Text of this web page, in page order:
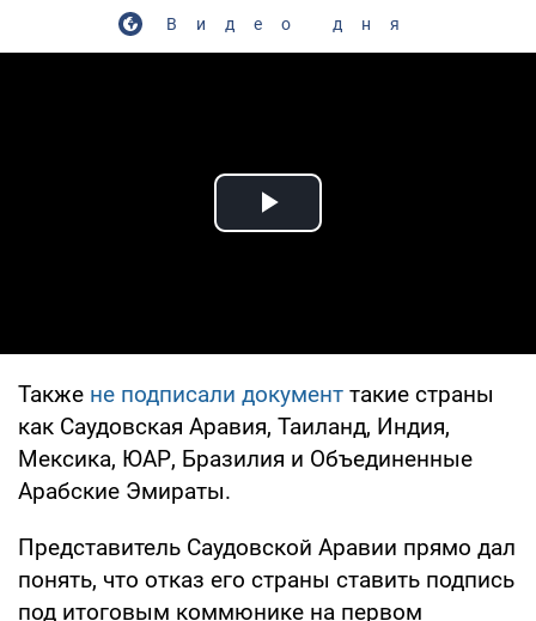
Видео дня
Play Video
Также не подписали документ такие страны
как Саудовская Аравия, Таиланд, Индия,
Мексика, ЮАР, Бразилия и Объединенные
Арабские Эмираты.
Представитель Саудовской Аравии прямо дал
понять, что отказ его страны ставить подпись
под итоговым коммюнике на первом